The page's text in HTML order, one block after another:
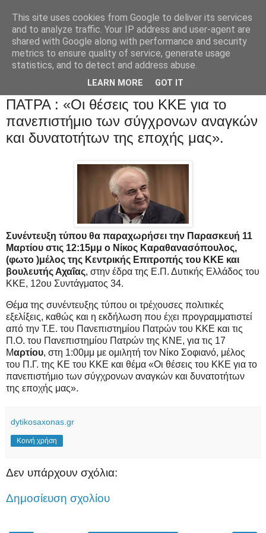
ΠΑΤΡΑ : «Οι θέσεις του ΚΚΕ για το
πανεπιστήμιο των σύγχρονων αναγκών
και δυνατοτήτων της εποχής μας».
Συνέντευξη τύπου θα παραχωρήσει την Παρασκευή 11
Μαρτίου στις 12:15μμ ο Νίκος Καραθανασόπουλος,
(φωτο )μέλος της Κεντρικής Επιτροπής του ΚΚΕ και
βουλευτής Αχαΐας, στην έδρα της Ε.Π. Δυτικής Ελλάδος του
ΚΚΕ, 12ου Συντάγματος 34.
Θέμα της συνέντευξης τύπου οι τρέχουσες πολιτικές
εξελίξεις, καθώς και η εκδήλωση που έχει προγραμματιστεί
από την Τ.Ε. του Πανεπιστημίου Πατρών του ΚΚΕ και τις
Π.Ο. του Πανεπιστημίου Πατρών της ΚΝΕ, για τις 17
Μαρτίου, στη 1:00μμ με ομιλητή τον Νίκο Σοφιανό, μέλος
του Π.Γ. της ΚΕ του ΚΚΕ και θέμα «Οι θέσεις του ΚΚΕ για το
πανεπιστήμιο των σύγχρονων αναγκών και δυνατοτήτων
της εποχής μας».
dytikosaxonas.gr
Κοινή χρήση
Δεν υπάρχουν σχόλια:
Δημοσίευση σχολίου
This site uses cookies from Google to deliver its services
and to analyze traffic. Your IP address and user-agent are
shared with Google along with performance and security
metrics to ensure quality of service, generate usage
statistics, and to detect and address abuse.
LEARN MORE GOT IT